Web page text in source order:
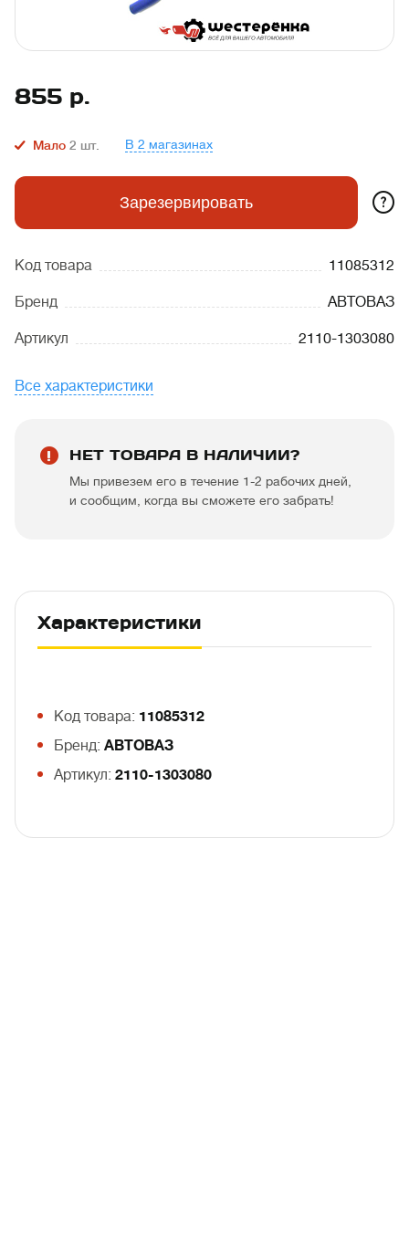
855 р.
Мало 2 шт. В 2 магазинах
Зарезервировать ?
Код товара 11085312
Бренд АВТОВАЗ
Артикул 2110-1303080
Все характеристики
НЕТ ТОВАРА В НАЛИЧИИ?
Мы привезем его в течение 1-2 рабочих дней,
и сообщим, когда вы сможете его забрать!
Характеристики
Код товара: 11085312
Бренд: АВТОВАЗ
Артикул: 2110-1303080